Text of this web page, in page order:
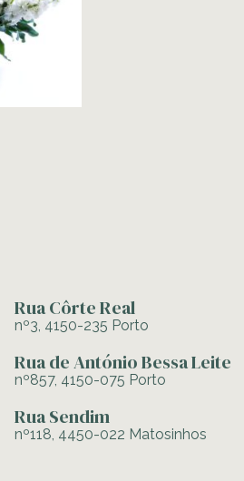
Rua Côrte Real
nº3, 4150-235 Porto
Rua de António Bessa Leite
nº857, 4150-075 Porto
Rua Sendim
nº118, 4450-022 Matosinhos